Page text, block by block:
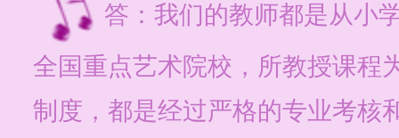
答：我们的教师都是从小
全国重点艺术院校，所教授课程
制度，都是经过严格的专业考核